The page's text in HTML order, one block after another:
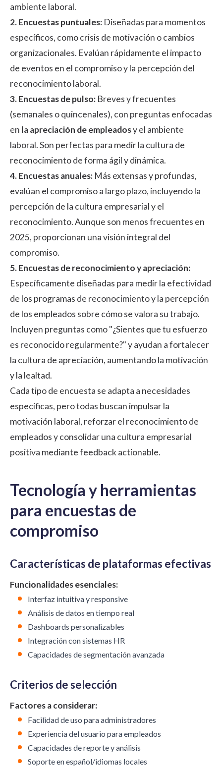
ambiente laboral.
2. Encuestas puntuales: Diseñadas para momentos
específicos, como crisis de motivación o cambios
organizacionales. Evalúan rápidamente el impacto
de eventos en el compromiso y la percepción del
reconocimiento laboral.
3. Encuestas de pulso: Breves y frecuentes
(semanales o quincenales), con preguntas enfocadas
en la apreciación de empleadosy el ambiente
laboral. Son perfectas para medir la cultura de
reconocimiento de forma ágil y dinámica.
4. Encuestas anuales: Más extensas y profundas,
evalúan el compromiso a largo plazo, incluyendo la
percepción de la cultura empresarial y el
reconocimiento. Aunque son menos frecuentes en
2025, proporcionan una visión integral del
compromiso.
5. Encuestas de reconocimiento y apreciación:
Específicamente diseñadas para medir la efectividad
de los programas de reconocimiento y la percepción
de los empleados sobre cómo se valora su trabajo.
Incluyen preguntas como "¿Sientes que tu esfuerzo
es reconocido regularmente?" y ayudan a fortalecer
la cultura de apreciación, aumentando la motivación
y la lealtad.
Cada tipo de encuesta se adapta a necesidades
específicas, pero todas buscan impulsar la
motivación laboral, reforzar el reconocimiento de
empleados y consolidar una cultura empresarial
positiva mediante feedback actionable.
Tecnología y herramientas
para encuestas de
compromiso
Características de plataformas efectivas
Funcionalidades esenciales:
Interfaz intuitiva y responsive
Análisis de datos en tiempo real
Dashboards personalizables
Integración con sistemas HR
Capacidades de segmentación avanzada
Criterios de selección
Factores a considerar:
Facilidad de uso para administradores
Experiencia del usuario para empleados
Capacidades de reporte y análisis
Soporte en español/idiomas locales